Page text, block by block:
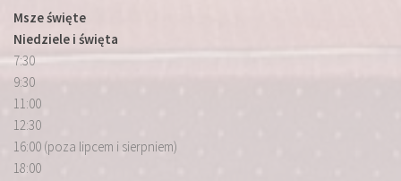
Msze święte
Niedziele i święta
7:30
9:30
11:00
12:30
16:00 (poza lipcem i sierpniem)
18:00